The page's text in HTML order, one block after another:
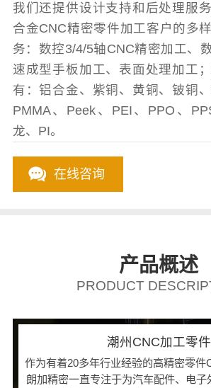
我们还提供设计支持和后处理服
合金CNC精密零件加工客户的多
务：数控3/4/5轴CNC精密加工、
速成型手板加工、表面处理加工
有：铝合金、紫铜、黄铜、铍铜
PMMA、Peek、PEI、PPO、
龙、PI。
在线咨询
产品概述
PRODUCT
潮州CNC加工零件
作为有着20多年行业经验的高精密零件
朗加精密一直专注于为汽车配件、电子